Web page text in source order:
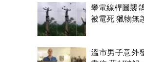
攀電線桿圖襲
被電死 獵物無
溫市男子意外